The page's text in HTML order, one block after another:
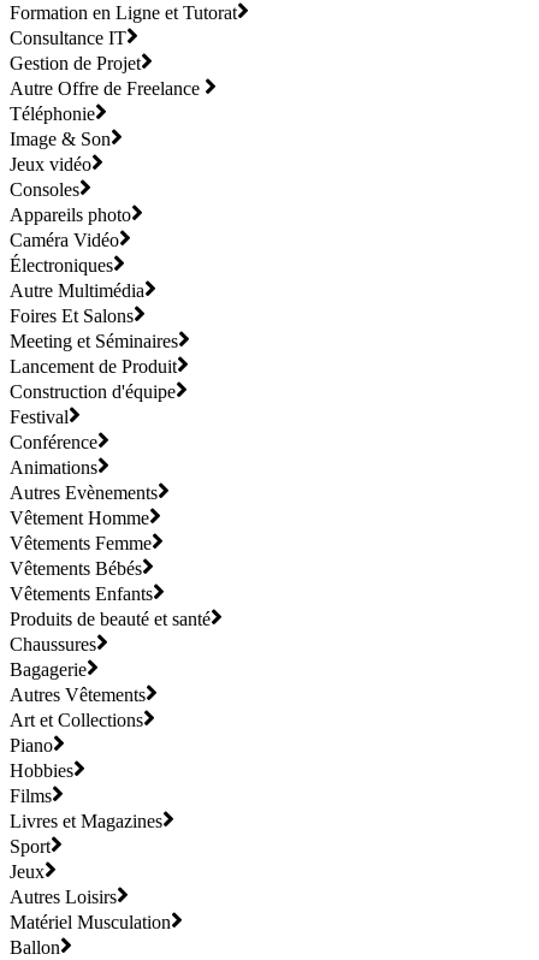
Formation en Ligne et Tutorat
Consultance IT
Gestion de Projet
Autre Offre de Freelance
Téléphonie
Image & Son
Jeux vidéo
Consoles
Appareils photo
Caméra Vidéo
Électroniques
Autre Multimédia
Foires Et Salons
Meeting et Séminaires
Lancement de Produit
Construction d'équipe
Festival
Conférence
Animations
Autres Evènements
Vêtement Homme
Vêtements Femme
Vêtements Bébés
Vêtements Enfants
Produits de beauté et santé
Chaussures
Bagagerie
Autres Vêtements
Art et Collections
Piano
Hobbies
Films
Livres et Magazines
Sport
Jeux
Autres Loisirs
Matériel Musculation
Ballon